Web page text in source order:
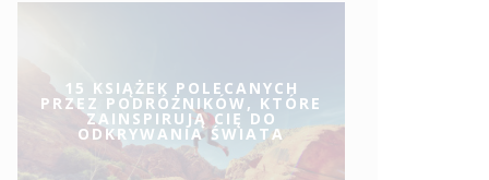
15 KSIĄŻEK POLECANYCH
PRZEZ PODRÓŻNIKÓW, KTÓRE
ZAINSPIRUJĄ CIĘ DO
ODKRYWANIA ŚWIATA